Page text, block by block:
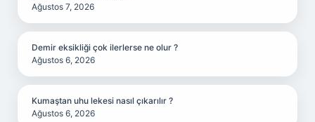
Ağustos 7, 2026
Demir eksikliği çok ilerlerse ne olur ?
Ağustos 6, 2026
Kumaştan uhu lekesi nasıl çıkarılır ?
Ağustos 6, 2026